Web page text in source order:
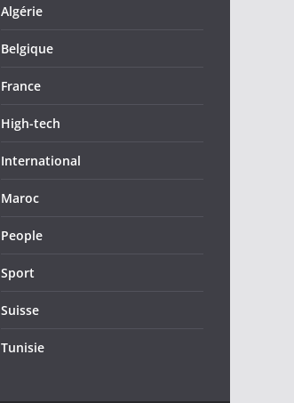
Algérie
Belgique
France
High-tech
International
Maroc
People
Sport
Suisse
Tunisie